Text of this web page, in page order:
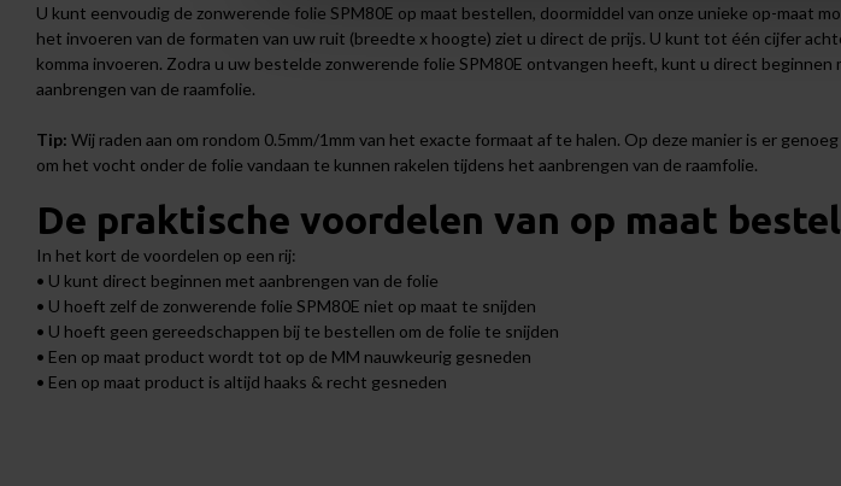
U kunt eenvoudig de zonwerende folie SPM80E op maat bestellen, doormiddel van onze unieke op-maat
het invoeren van de formaten van uw ruit (breedte x hoogte) ziet u direct de prijs. U kunt tot één cijfer
komma invoeren. Zodra u uw bestelde zonwerende folie SPM80E ontvangen heeft, kunt u direct beginnen
aanbrengen van de raamfolie.
Tip: Wij raden aan om rondom 0.5mm/1mm van het exacte formaat af te halen. Op deze manier is er
om het vocht onder de folie vandaan te kunnen rakelen tijdens het aanbrengen van de raamfolie.
De praktische voordelen van op maat
In het kort de voordelen op een rij:
• U kunt direct beginnen met aanbrengen van de folie
• U hoeft zelf de zonwerende folie SPM80E niet op maat te snijden
• U hoeft geen gereedschappen bij te bestellen om de folie te snijden
• Een op maat product wordt tot op de MM nauwkeurig gesneden
• Een op maat product is altijd haaks & recht gesneden